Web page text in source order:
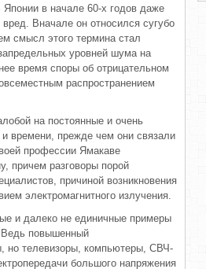
в начале 60-х годов даже
Вначале он относился сугубо
смысл этого термина стал
уровней шума на
время споры об отрицательном
распространением
на постоянные и очень
времени, прежде чем они связали
профессии Ямакаве
причем разговоры порой
причиной возникновения
электромагнитного излучения.
и далеко не единичные примеры
Ведь повышенный
но телевизоры, компьютеры, СВЧ-
большого напряжения